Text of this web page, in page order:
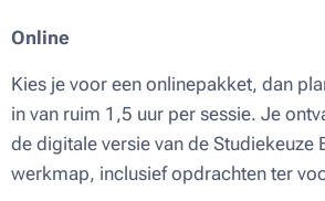
Online
Kies je voor een onlinepakket, dan
in van ruim 1,5 uur per sessie. Je
de digitale versie van de
werkmap, inclusief opdrachten ter